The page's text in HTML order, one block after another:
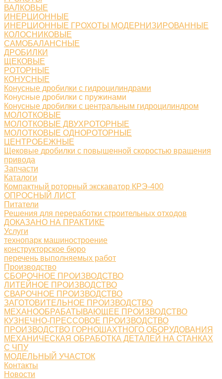
ВАЛКОВЫЕ
ИНЕРЦИОННЫЕ
ИНЕРЦИОННЫЕ ГРОХОТЫ МОДЕРНИЗИРОВАННЫЕ
КОЛОСНИКОВЫЕ
САМОБАЛАНСНЫЕ
ДРОБИЛКИ
ЩЕКОВЫЕ
РОТОРНЫЕ
КОНУСНЫЕ
Конусные дробилки с гидроцилиндрами
Конусные дробилки с пружинами
Конусные дробилки с центральным гидроцилиндром
МОЛОТКОВЫЕ
МОЛОТКОВЫЕ ДВУХРОТОРНЫЕ
МОЛОТКОВЫЕ ОДНОРОТОРНЫЕ
ЦЕНТРОБЕЖНЫЕ
Щековые дробилки с повышенной скоростью вращения
привода
Запчасти
Каталоги
Компактный роторный экскаватор КРЭ-400
ОПРОСНЫЙ ЛИСТ
Питатели
Решения для переработки строительных отходов
ДОКАЗАНО НА ПРАКТИКЕ
Услуги
технопарк машиностроение
конструкторское бюро
перечень выполняемых работ
Производство
СБОРОЧНОЕ ПРОИЗВОДСТВО
ЛИТЕЙНОЕ ПРОИЗВОДСТВО
СВАРОЧНОЕ ПРОИЗВОДСТВО
ЗАГОТОВИТЕЛЬНОЕ ПРОИЗВОДСТВО
МЕХАНООБРАБАТЫВАЮЩЕЕ ПРОИЗВОДСТВО
КУЗНЕЧНО-ПРЕССОВОЕ ПРОИЗВОДСТВО
ПРОИЗВОДСТВО ГОРНОШАХТНОГО ОБОРУДОВАНИЯ
МЕХАНИЧЕСКАЯ ОБРАБОТКА ДЕТАЛЕЙ НА СТАНКАХ
С ЧПУ
МОДЕЛЬНЫЙ УЧАСТОК
Контакты
Новости